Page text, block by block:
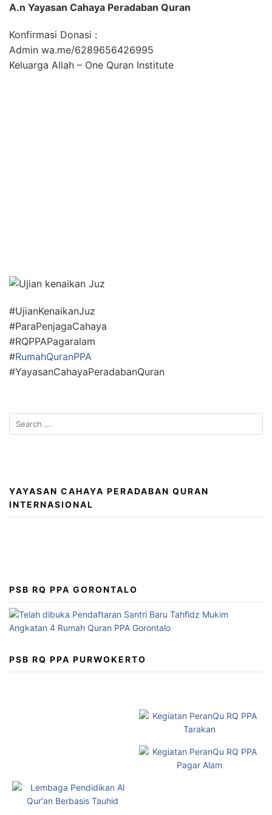
A.n Yayasan Cahaya Peradaban Quran
Konfirmasi Donasi :
Admin wa.me/6289656426995
Keluarga Allah – One Quran Institute
#UjianKenaikanJuz
#ParaPenjagaCahaya
#RQPPAPagaralam
#RumahQuranPPA
#YayasanCahayaPeradabanQuran
Search
for:
YAYASAN CAHAYA PERADABAN QURAN
INTERNASIONAL
PSB RQ PPA GORONTALO
PSB RQ PPA PURWOKERTO